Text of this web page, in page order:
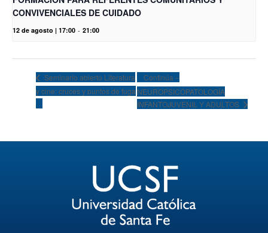
CONVIVENCIALES DE CUIDADO
12 de agosto | 17:00 - 21:00
Seminario abierto Literatura
y cine: cruces y puntos de fuga
Continúa –
NEUROPSICOPATOLOGÍA
INFANTOJUVENIL Y ADULTOS